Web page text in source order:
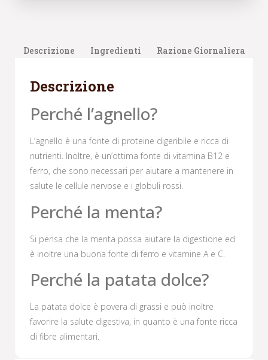
Descrizione Ingredienti Razione Giornaliera
Descrizione
Perché l’agnello?
L’agnello è una fonte di proteine digeribile e ricca di
nutrienti. Inoltre, è un’ottima fonte di vitamina B12 e
ferro, che sono necessari per aiutare a mantenere in
salute le cellule nervose e i globuli rossi.
Perché la menta?
Si pensa che la menta possa aiutare la digestione ed
è inoltre una buona fonte di ferro e vitamine A e C.
Perché la patata dolce?
La patata dolce è povera di grassi e può inoltre
favorire la salute digestiva, in quanto è una fonte ricca
di fibre alimentari.